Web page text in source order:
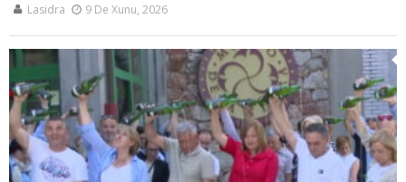
Lasidra 9 De Xunu, 2026